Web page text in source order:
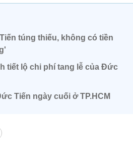
túng thiếu, không có tiền
tiết lộ chi phí tang lễ của Đức
Tiến ngày cuối ở TP.HCM